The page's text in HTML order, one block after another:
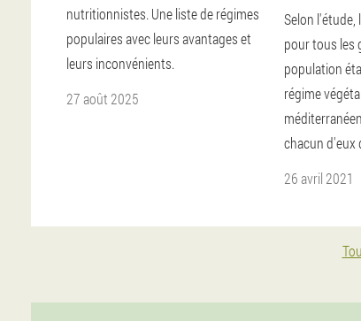
nutritionnistes. Une liste de régimes
populaires avec leurs avantages et
leurs inconvénients.
27 août 2025
Selon l'étude,
pour tous les
population
régime
chacun d'eux
26 avril 2021